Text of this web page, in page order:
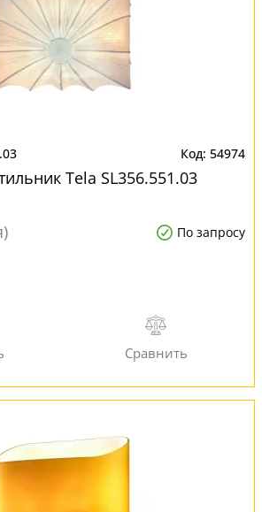
54974
Tela SL356.551.03
По запросу